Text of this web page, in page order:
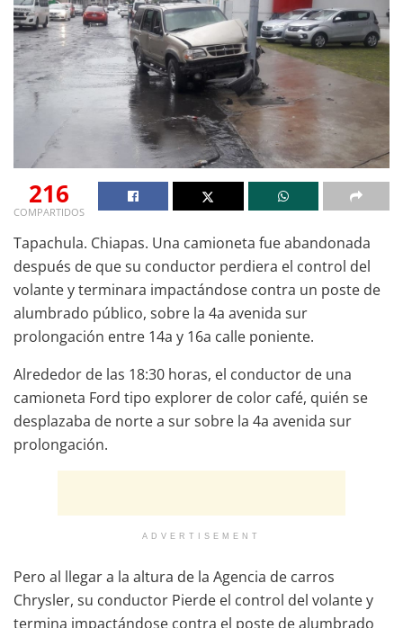
216
COMPARTIDOS
Tapachula. Chiapas. Una camioneta fue abandonada
después de que su conductor perdiera el control del
volante y terminara impactándose contra un poste de
alumbrado público, sobre la 4a avenida sur
prolongación entre 14a y 16a calle poniente.
Alrededor de las 18:30 horas, el conductor de una
camioneta Ford tipo explorer de color café, quién se
desplazaba de norte a sur sobre la 4a avenida sur
prolongación.
ADVERTISEMENT
Pero al llegar a la altura de la Agencia de carros
Chrysler, su conductor Pierde el control del volante y
termina impactándose contra el poste de alumbrado